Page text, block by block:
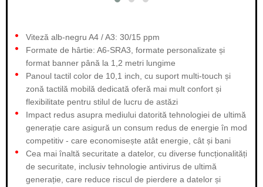
Viteză alb-negru A4 / A3: 30/15 ppm
Formate de hârtie: A6-SRA3, formate personalizate și
format banner până la 1,2 metri lungime
Panoul tactil color de 10,1 inch, cu suport multi-touch și
zonă tactilă mobilă dedicată oferă mai mult confort și
flexibilitate pentru stilul de lucru de astăzi
Impact redus asupra mediului datorită tehnologiei de ultimă
generație care asigură un consum redus de energie în mod
competitiv - care economisește atât energie, cât și bani
Cea mai înaltă securitate a datelor, cu diverse funcționalități
de securitate, inclusiv tehnologie antivirus de ultimă
generație, care reduce riscul de pierdere a datelor și